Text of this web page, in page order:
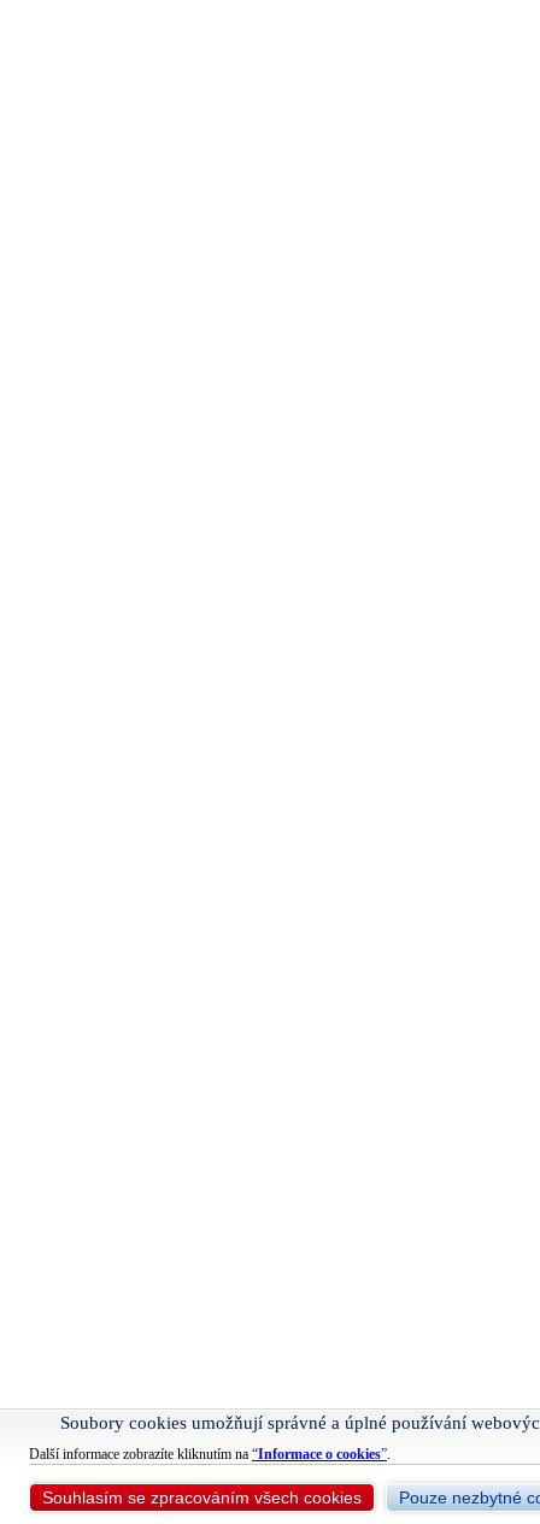
Soubory cookies umožňují správné a úplné používání
Další informace zobrazíte kliknutím na “Informace o cookies”.
Souhlasím se zpracováním všech cookies Pouze nezbytné